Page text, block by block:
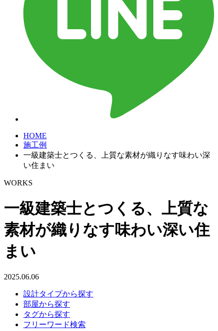
HOME
施工例
一級建築士とつくる、上質な素材が織りなす味わい深
い住まい
WORKS
一級建築士とつくる、上質な
素材が織りなす味わい深い住
まい
2025.06.06
設計タイプから探す
部屋から探す
タグから探す
フリーワード検索